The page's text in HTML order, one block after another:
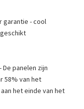
garantie - cool
De panelen zijn
58% van het
het einde van het